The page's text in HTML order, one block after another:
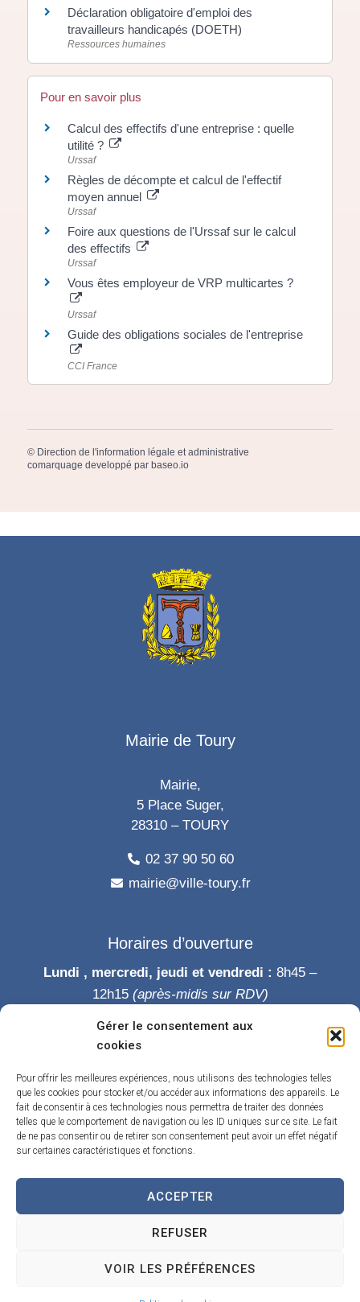
Gérer le consentement aux
cookies
Pour offrir les meilleures expériences, nous utilisons des technologies telles
que les cookies pour stocker et/ou accéder aux informations des appareils. Le
fait de consentir à ces technologies nous permettra de traiter des données
telles que le comportement de navigation ou les ID uniques sur ce site. Le fait
de ne pas consentir ou de retirer son consentement peut avoir un effet négatif
sur certaines caractéristiques et fonctions.
ACCEPTER
REFUSER
VOIR LES PRÉFÉRENCES
Déclaration obligatoire d'emploi des
travailleurs handicapés (DOETH)
Ressources humaines
Pour en savoir plus
Calcul des effectifs d'une entreprise : quelle
utilité ?
Urssaf
Règles de décompte et calcul de l'effectif
moyen annuel
Urssaf
Foire aux questions de l'Urssaf sur le calcul
des effectifs
Urssaf
Vous êtes employeur de VRP multicartes ?
Urssaf
Guide des obligations sociales de l'entreprise
CCI France
© Direction de l'information légale et administrative
comarquage developpé par baseo.io
Mairie de Toury
Mairie,
5 Place Suger,
28310 – TOURY
02 37 90 50 60
mairie@ville-toury.fr
Horaires d’ouverture
Lundi , mercredi, jeudi et vendredi : 8h45 –
12h15 (après-midis sur RDV)
Accessibilité Contact
Traitement de données personnelles
Plan du site